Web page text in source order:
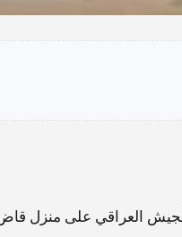
العراقي على منزل